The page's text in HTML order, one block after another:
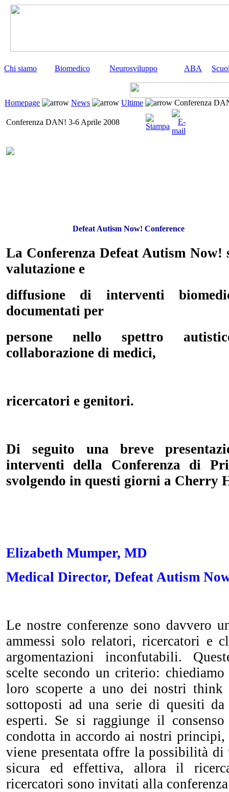
Chi siamo Biomedico Neurosviluppo ABA
Homepage News Ultime Conferenza
Conferenza DAN! 3-6 Aprile 2008
Defeat Autism Now! Conference
La Conferenza Defeat Autism Now!
valutazione e
diffusione di interventi
documentati per
persone nello spettro
collaborazione di medici,
ricercatori e genitori.
Di seguito una breve
interventi della Conferenza di
svolgendo in questi giorni a Cherry
Elizabeth Mumper, MD
Medical Director, Defeat Autism
Le nostre conferenze sono davvero
ammessi solo relatori, ricercatori e
argomentazioni inconfutabili.
scelte secondo un criterio:
loro scoperte a uno dei nostri think
sottoposti ad una serie di quesiti
esperti. Se si raggiunge il
condotta in accordo ai nostri principi,
viene presentata offre la possibilità di
sicura ed effettiva, allora il
ricercatori sono invitati alla